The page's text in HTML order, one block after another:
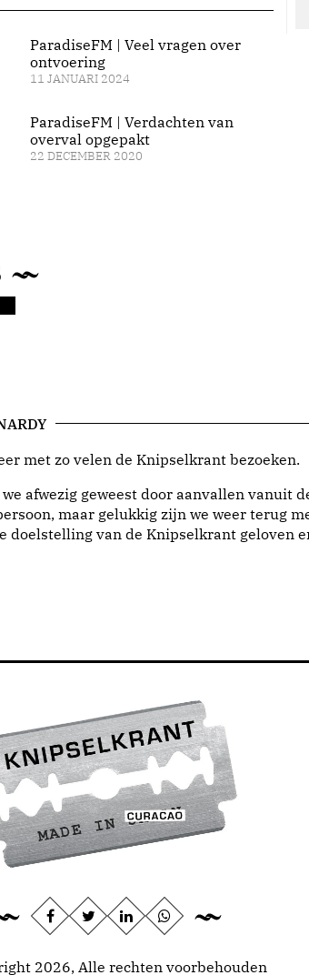
ParadiseFM | Veel vragen over
ontvoering
11 JANUARI 2024
ParadiseFM | Verdachten van
overval opgepakt
22 DECEMBER 2020
met zo velen de Knipselkrant bezoeken.
afwezig geweest door aanvallen vanuit
maar gelukkig zijn we weer terug
doelstelling van de Knipselkrant geloven
2026, Alle rechten voorbehouden